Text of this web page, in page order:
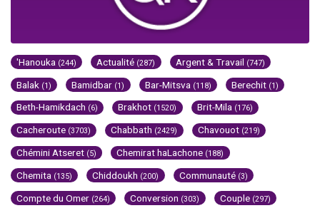
'Hanouka (244) Actualité (287) Argent & Travail (747)
Balak (1) Bamidbar (1) Bar-Mitsva (118) Berechit (1)
Beth-Hamikdach (6) Brakhot (1520) Brit-Mila (176)
Cacheroute (3703) Chabbath (2429) Chavouot (219)
Chémini Atseret (5) Chemirat haLachone (188)
Chemita (135) Chiddoukh (200) Communauté (3)
Compte du Omer (264) Conversion (303) Couple (297)